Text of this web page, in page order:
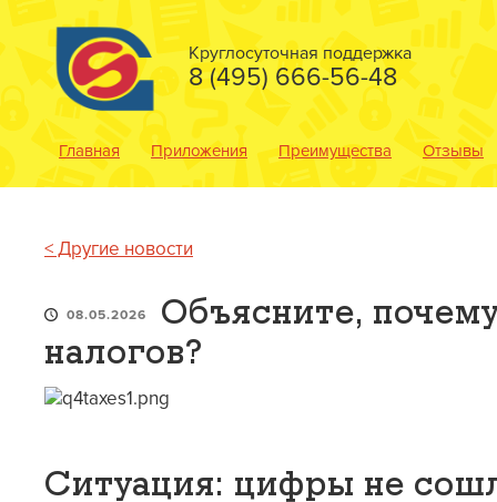
Круглосуточная поддержка
8 (495) 666-56-48
Главная Приложения Преимущества Отзывы
< Другие новости
08.05.2026
Объясните,
налогов?
Ситуация: цифры не